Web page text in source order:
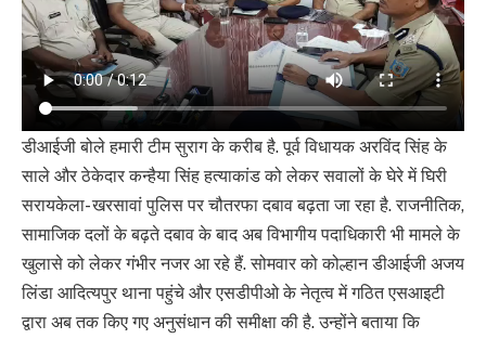
डीआईजी बोले हमारी टीम सुराग के करीब है. पूर्व विधायक अरविंद सिंह के
साले और ठेकेदार कन्हैया सिंह हत्याकांड को लेकर सवालों के घेरे में घिरी
सरायकेला- खरसावां पुलिस पर चौतरफा दबाव बढ़ता जा रहा है. राजनीतिक,
सामाजिक दलों के बढ़ते दबाव के बाद अब विभागीय पदाधिकारी भी मामले के
खुलासे को लेकर गंभीर नजर आ रहे हैं. सोमवार को कोल्हान डीआईजी अजय
लिंडा आदित्यपुर थाना पहुंचे और एसडीपीओ के नेतृत्व में गठित एसआइटी
द्वारा अब तक किए गए अनुसंधान की समीक्षा की है. उन्होंने बताया कि